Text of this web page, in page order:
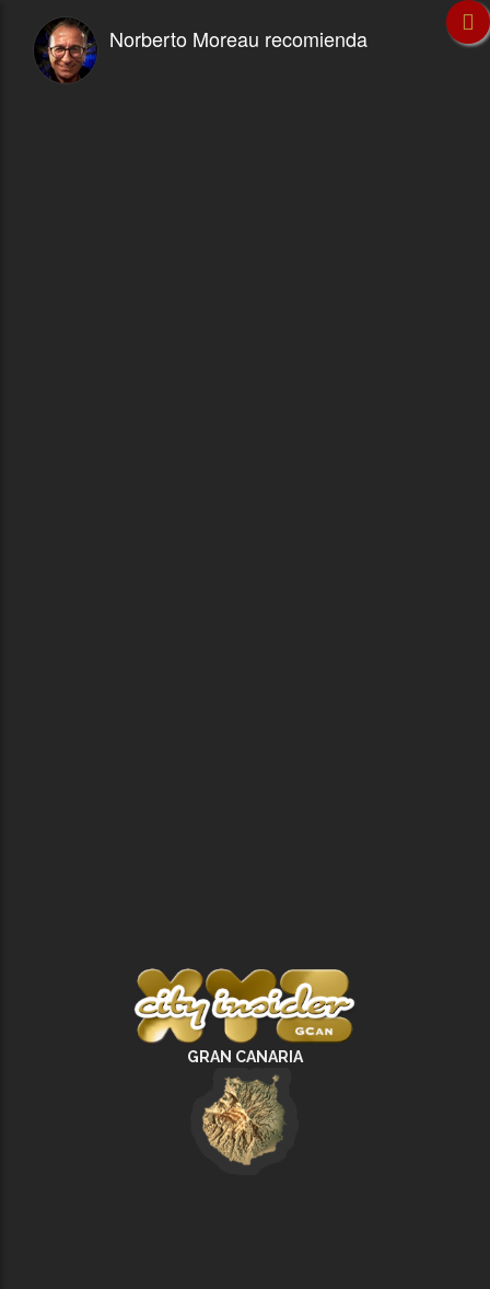
Norberto Moreau recomienda
GRAN CANARIA